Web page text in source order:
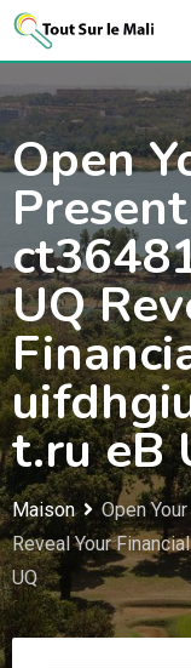
Aller
contenu
Open
Present
UQ
t.ru eB
Maison
Open
Reveal Your
UQ